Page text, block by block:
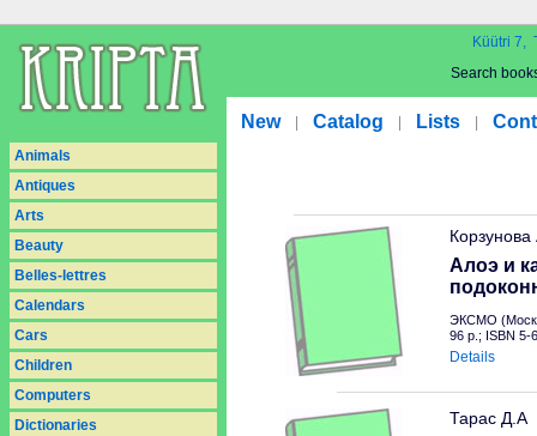
Küütri 7,
Search
New Catalog Lists
Animals
Antiques
Arts
Beauty
Belles-lettres
Calendars
Cars
Children
Computers
Dictionaries
Алоэ и
ЭКСМО
96 p.; ISBN 5-
Details
Тарас Д.А